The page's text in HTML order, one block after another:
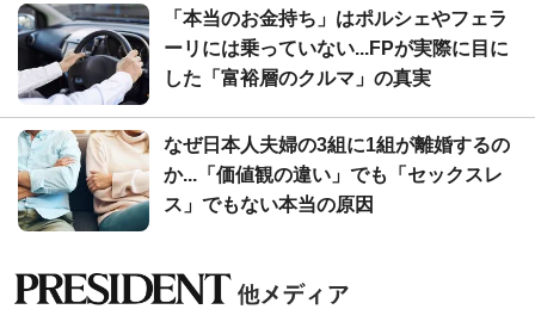
「本当のお金持ち」はポルシェやフェラ
ーリには乗っていない...FPが実際に目に
した「富裕層のクルマ」の真実
なぜ日本人夫婦の3組に1組が離婚するの
か...「価値観の違い」でも「セックスレ
ス」でもない本当の原因